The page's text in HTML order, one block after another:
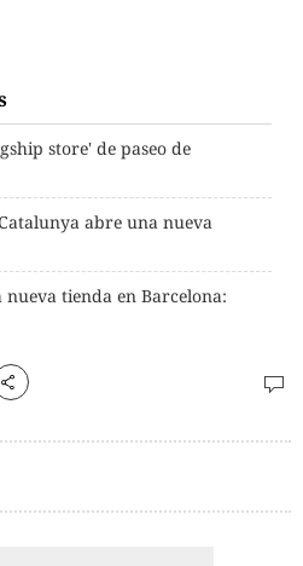
store' de paseo de
abre una nueva
nueva tienda en Barcelona: